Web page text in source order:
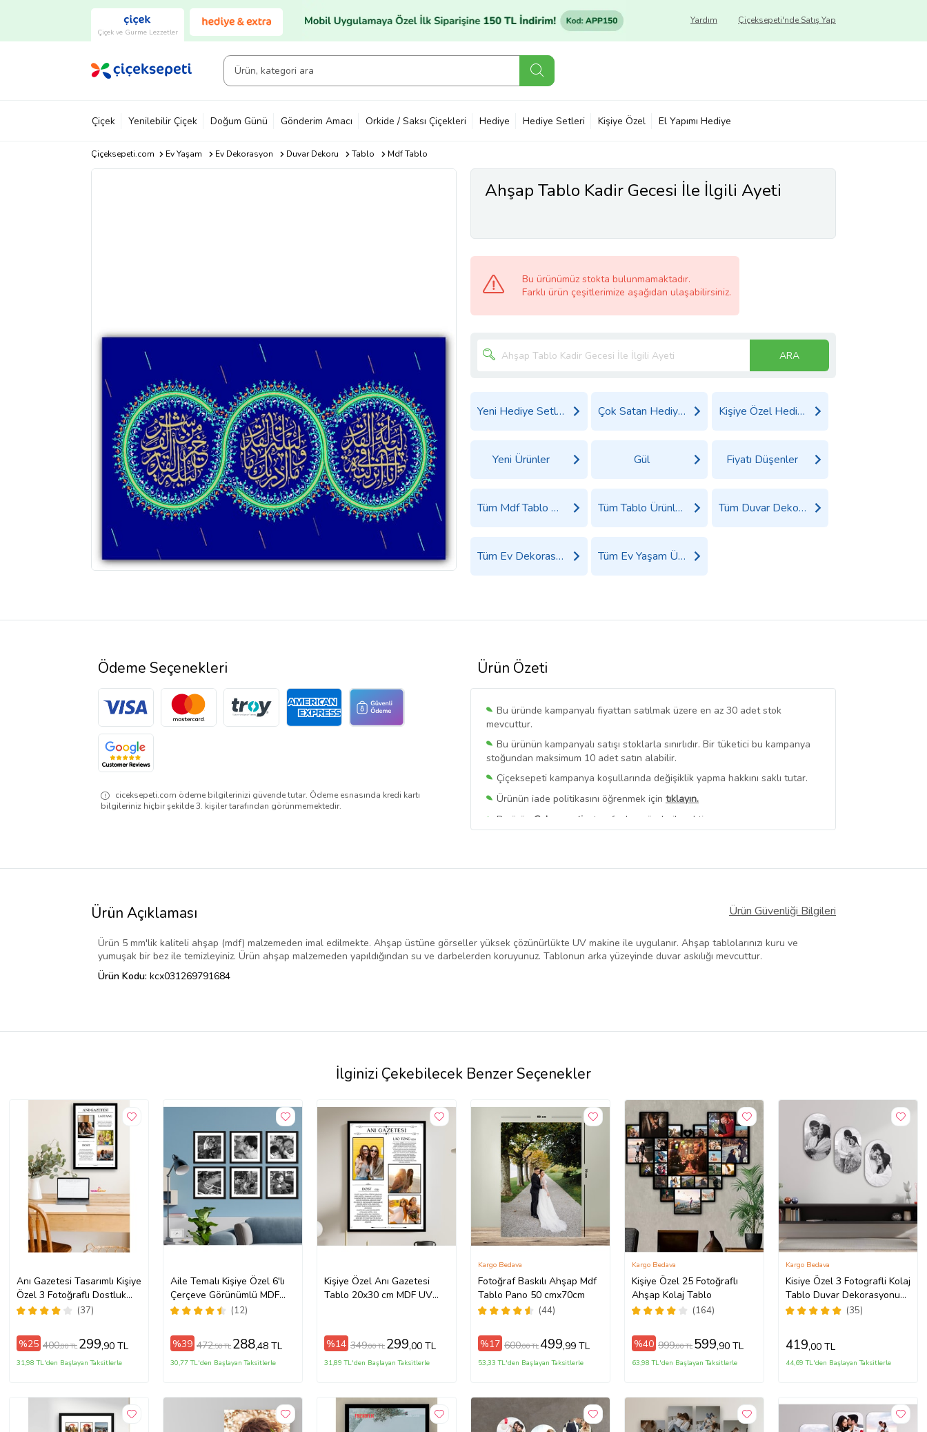
Çiçek ve Gurme Lezzetler
Çiçeksepeti'nde Satış Yap
Yardım
Çiçek Yenilebilir Çiçek Doğum Günü Gönderim Amacı Orkide / Saksı Çiçekleri Hediye Hediye Setleri Kişiye Özel El Yapımı Hediye
Çiçeksepeti.com Ev Yaşam Ev Dekorasyon Duvar Dekoru Tablo Mdf Tablo
Ahşap Tablo Kadir Gecesi İle İlgili Ayeti
Bu ürünümüz stokta bulunmamaktadır.
Farklı ürün çeşitlerimize aşağıdan ulaşabilirsiniz.
ARA
Yeni Hediye Setleri Çok Satan Hediyeler Kişiye Özel Hediyeler
Yeni Ürünler Gül Fiyatı Düşenler
Tüm Mdf Tablo Ürünleri Tüm Tablo Ürünleri Tüm Duvar Dekoru Ürünleri
Tüm Ev Dekorasyon Ürünleri Tüm Ev Yaşam Ürünleri
Ürün Özeti
Bu üründe kampanyalı fiyattan satılmak üzere en az 30 adet stok
mevcuttur.
Bu ürünün kampanyalı satışı stoklarla sınırlıdır. Bir tüketici bu kampanya
stoğundan maksimum 10 adet satın alabilir.
Çiçeksepeti kampanya koşullarında değişiklik yapma hakkını saklı tutar.
Ürünün iade politikasını öğrenmek için tıklayın.
Bu ürün Cakasepetim
tarafından gönderilecektir.
Ödeme Seçenekleri
ciceksepeti.com ödeme bilgilerinizi güvende tutar. Ödeme esnasında kredi kartı
bilgileriniz hiçbir şekilde 3. kişiler tarafından görünmemektedir.
Ürün Açıklaması Ürün Güvenliği Bilgileri
Ürün 5 mm'lik kaliteli ahşap (mdf) malzemeden imal edilmekte. Ahşap üstüne görseller yüksek çözünürlükte UV makine ile uygulanır. Ahşap tablolarınızı kuru ve
yumuşak bir bez ile temizleyiniz. Ürün ahşap malzemeden yapıldığından su ve darbelerden koruyunuz. Tablonun arka yüzeyinde duvar askılığı mevcuttur.
Ürün Kodu: kcx031269791684
İlginizi Çekebilecek Benzer Seçenekler
Anı Gazetesi Tasarımlı Kişiye
Özel 3 Fotoğraflı Dostluk
Tablosu Siyah Çerçeveli UV
(37)
%25 400,00 TL 299,90 TL
31,98 TL'den Başlayan Taksitlerle
Aile Temalı Kişiye Özel 6'lı
Çerçeve Görünümlü MDF
Tablo Seti
(12)
%39 472,50 TL 288,48 TL
30,77 TL'den Başlayan Taksitlerle
Kişiye Özel Anı Gazetesi
Tablo 20x30 cm MDF UV
%14 349,00 TL 299,00 TL
31,89 TL'den Başlayan Taksitlerle
Fotoğraf Baskılı Ahşap Mdf
Tablo Pano 50 cmx70cm
(44)
Kargo Bedava
%17 600,00 TL499,99 TL
53,33 TL'den Başlayan Taksitlerle
Kişiye Özel 25 Fotoğraflı
Ahşap Kolaj Tablo
(164)
Kargo Bedava
%40 999,00 TL 599,90 TL
63,98 TL'den Başlayan Taksitlerle
Kisiye Özel 3 Fotografli Kolaj
Tablo Duvar Dekorasyonu
(Siyah Beyaz) (35)
Kargo Bedava
419,00 TL
44,69 TL'den Başlayan Taksitlerle